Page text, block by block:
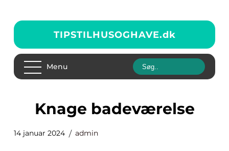
TIPSTILHUSOGHAVE.dk
Menu
knage badeværelse
14 januar 2024 admin